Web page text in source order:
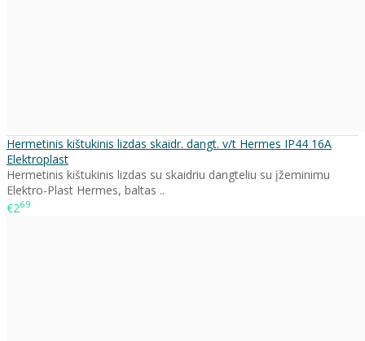
Hermetinis kištukinis lizdas skaidr. dangt. v/t Hermes IP44 16A
Elektroplast
Hermetinis kištukinis lizdas su skaidriu dangteliu su įžeminimu
Elektro-Plast Hermes, baltas ..
€269